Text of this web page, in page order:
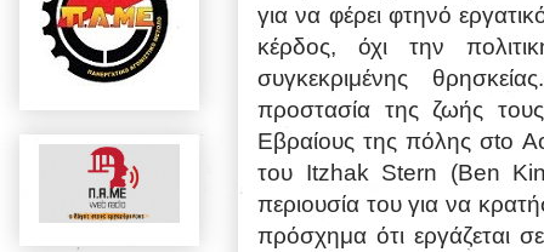
για να φέρει φτηνό
κέρδος, όχι την
συγκεκριμένης
προστασία της ζωής
Εβραίους της πόλης σto
του Itzhak Stern (Ben
περιουσία του για να
πρόσχημα ότι εργάζεται